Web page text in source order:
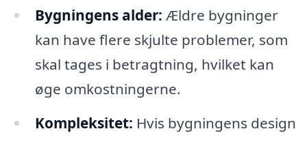
Bygningens alder: Ældre bygninger
kan have flere skjulte problemer, som
skal tages i betragtning, hvilket kan
øge omkostningerne.
Kompleksitet: Hvis bygningens design